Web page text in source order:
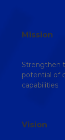
Mission
Strengthen
potential of
capabilities.
Vision